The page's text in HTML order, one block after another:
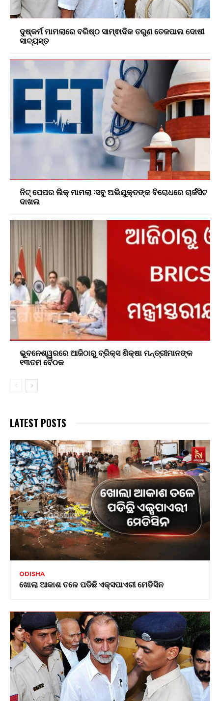
ଦୁଷ୍କର୍ମ ମାମଲାରେ ବରିଷ୍ଠ ସାମ୍ଵାଦିକ ତରୁଣ ତେଜପାଲ ଦୋଷୀ
ସାବ୍ୟସ୍ତ
ନିଟ୍ ପେପର ଲିକ୍ ମାମଲା :ସବୁ ଅଭିଯୁକ୍ତଙ୍କ ବିରୋଧରେ ଚାର୍ଜସିଟ
ଦାଖଲ
ଭୁବନେଶ୍ୱରରେ ଆଜିଠାରୁ ବ୍ରିକ୍ସ ଶିକ୍ଷା ମନ୍ତ୍ରୀମାନଙ୍କ
୧୩ତମ ବୈଠକ
LATEST POSTS
ODISHA
ଖୋଲା ଆକାଶ ତଳେ ପଡିଛି ଏକ୍ସପାଏରୀ ମେଡିସିନ